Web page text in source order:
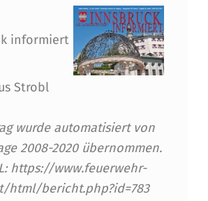
Strobl
wurde automatisiert von
2008-2020 übernommen.
https://www.feuerwehr-
html/bericht.php?id=783